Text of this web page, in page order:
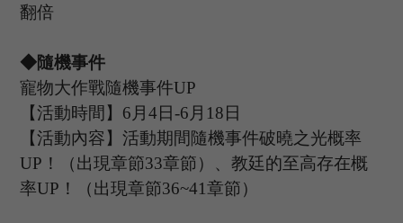
翻倍
◆隨機事件
寵物大作戰隨機事件UP
【活動時間】 6 月4 日-6 月 18 日
【活動內容】活動期間隨機事件破曉之光概率
UP ！（出現章節33章節） 、教廷的至高存在概
率UP ！（出現章節36~41章節）